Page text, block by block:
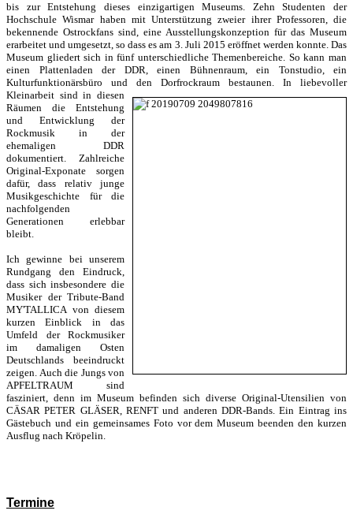
bis zur Entstehung dieses einzigartigen Museums. Zehn Studenten der
Hochschule Wismar haben mit Unterstützung zweier ihrer Professoren, die
bekennende Ostrockfans sind, eine Ausstellungskonzeption für das Museum
erarbeitet und umgesetzt, so dass es am 3. Juli 2015 eröffnet werden konnte. Das
Museum gliedert sich in fünf unterschiedliche Themenbereiche. So kann man
einen Plattenladen der DDR, einen Bühnenraum, ein Tonstudio, ein
Kulturfunktionärsbüro und den Dorfrockraum bestaunen.
In liebevoller
Kleinarbeit sind in diesen
Räumen die Entstehung
und Entwicklung der
Rockmusik in der
ehemaligen DDR
dokumentiert. Zahlreiche
Original-Exponate sorgen
dafür, dass relativ junge
Musikgeschichte für die
nachfolgenden
Generationen erlebbar
bleibt.
Ich gewinne bei unserem
Rundgang den Eindruck,
dass sich insbesondere die
Musiker der Tribute-Band
MY'TALLICA von diesem
kurzen Einblick in das
Umfeld der Rockmusiker
im damaligen Osten
Deutschlands beeindruckt
zeigen. Auch die Jungs von
APFELTRAUM sind
fasziniert, denn im Museum befinden sich diverse Original-Utensilien von
CÄSAR PETER GLÄSER, RENFT und anderen DDR-Bands. Ein Eintrag ins
Gästebuch und ein gemeinsames Foto vor dem Museum beenden den kurzen
Ausflug nach Kröpelin.
Termine